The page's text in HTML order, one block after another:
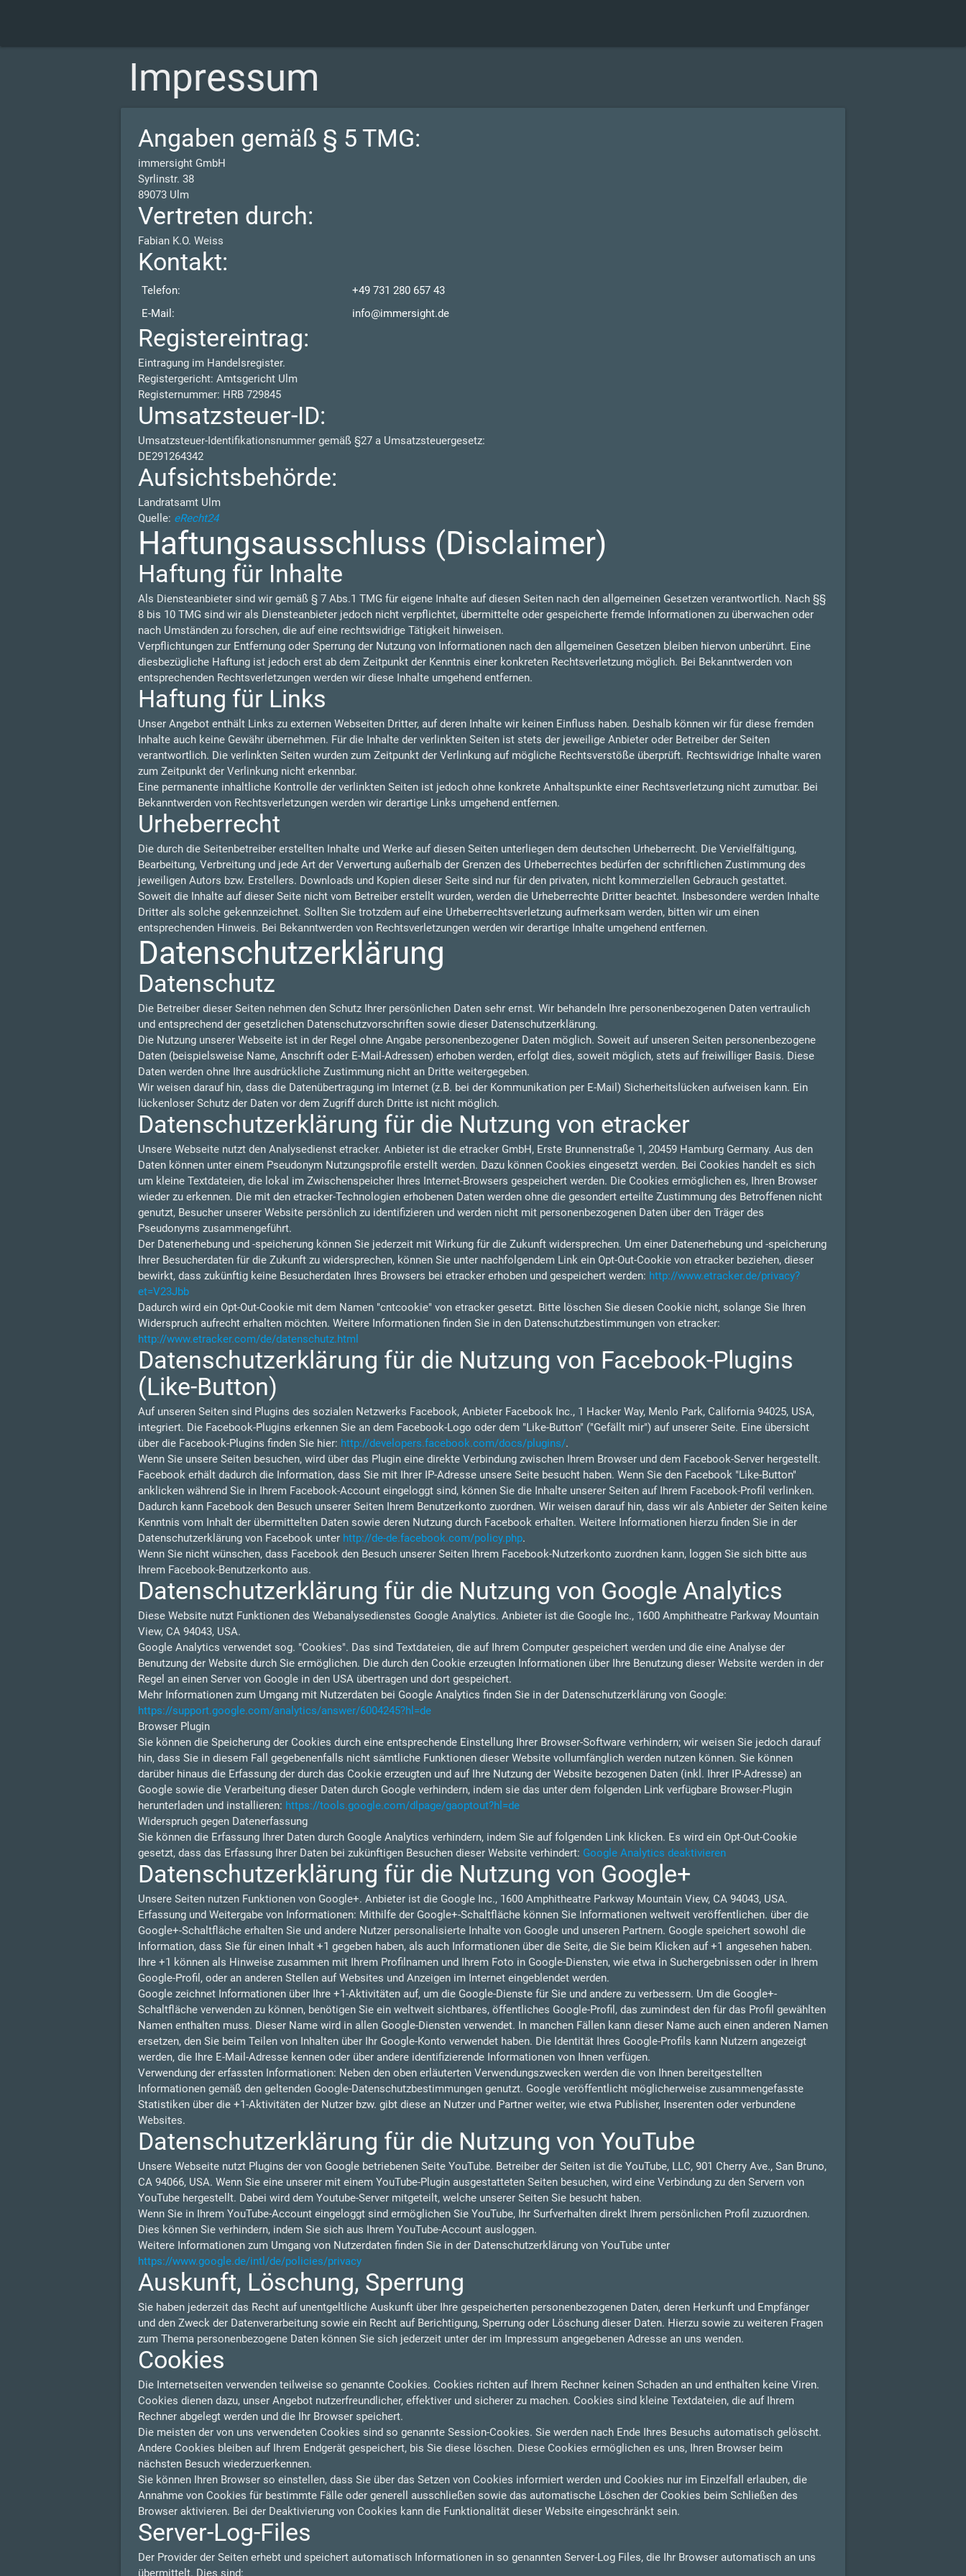
Impressum
Angaben gemäß § 5 TMG:
immersight GmbH
Syrlinstr. 38
89073 Ulm
Vertreten durch:
Fabian K.O. Weiss
Kontakt:
Telefon:
+49 731 280 657 43
E-Mail:
info@immersight.de
Registereintrag:
Eintragung im Handelsregister.
Registergericht: Amtsgericht Ulm
Registernummer: HRB 729845
Umsatzsteuer-ID:
Umsatzsteuer-Identifikationsnummer gemäß §27 a Umsatzsteuergesetz:
DE291264342
Aufsichtsbehörde:
Landratsamt Ulm
Quelle: eRecht24
Haftungsausschluss (Disclaimer)
Haftung für Inhalte
Als Diensteanbieter sind wir gemäß § 7 Abs.1 TMG für eigene Inhalte auf diesen Seiten nach den allgemeinen Gesetzen verantwortlich. Nach §§
8 bis 10 TMG sind wir als Diensteanbieter jedoch nicht verpflichtet, übermittelte oder gespeicherte fremde Informationen zu überwachen oder
nach Umständen zu forschen, die auf eine rechtswidrige Tätigkeit hinweisen.
Verpflichtungen zur Entfernung oder Sperrung der Nutzung von Informationen nach den allgemeinen Gesetzen bleiben hiervon unberührt. Eine
diesbezügliche Haftung ist jedoch erst ab dem Zeitpunkt der Kenntnis einer konkreten Rechtsverletzung möglich. Bei Bekanntwerden von
entsprechenden Rechtsverletzungen werden wir diese Inhalte umgehend entfernen.
Haftung für Links
Unser Angebot enthält Links zu externen Webseiten Dritter, auf deren Inhalte wir keinen Einfluss haben. Deshalb können wir für diese fremden
Inhalte auch keine Gewähr übernehmen. Für die Inhalte der verlinkten Seiten ist stets der jeweilige Anbieter oder Betreiber der Seiten
verantwortlich. Die verlinkten Seiten wurden zum Zeitpunkt der Verlinkung auf mögliche Rechtsverstöße überprüft. Rechtswidrige Inhalte waren
zum Zeitpunkt der Verlinkung nicht erkennbar.
Eine permanente inhaltliche Kontrolle der verlinkten Seiten ist jedoch ohne konkrete Anhaltspunkte einer Rechtsverletzung nicht zumutbar. Bei
Bekanntwerden von Rechtsverletzungen werden wir derartige Links umgehend entfernen.
Urheberrecht
Die durch die Seitenbetreiber erstellten Inhalte und Werke auf diesen Seiten unterliegen dem deutschen Urheberrecht. Die Vervielfältigung,
Bearbeitung, Verbreitung und jede Art der Verwertung außerhalb der Grenzen des Urheberrechtes bedürfen der schriftlichen Zustimmung des
jeweiligen Autors bzw. Erstellers. Downloads und Kopien dieser Seite sind nur für den privaten, nicht kommerziellen Gebrauch gestattet.
Soweit die Inhalte auf dieser Seite nicht vom Betreiber erstellt wurden, werden die Urheberrechte Dritter beachtet. Insbesondere werden Inhalte
Dritter als solche gekennzeichnet. Sollten Sie trotzdem auf eine Urheberrechtsverletzung aufmerksam werden, bitten wir um einen
entsprechenden Hinweis. Bei Bekanntwerden von Rechtsverletzungen werden wir derartige Inhalte umgehend entfernen.
Datenschutzerklärung
Datenschutz
Die Betreiber dieser Seiten nehmen den Schutz Ihrer persönlichen Daten sehr ernst. Wir behandeln Ihre personenbezogenen Daten vertraulich
und entsprechend der gesetzlichen Datenschutzvorschriften sowie dieser Datenschutzerklärung.
Die Nutzung unserer Webseite ist in der Regel ohne Angabe personenbezogener Daten möglich. Soweit auf unseren Seiten personenbezogene
Daten (beispielsweise Name, Anschrift oder E-Mail-Adressen) erhoben werden, erfolgt dies, soweit möglich, stets auf freiwilliger Basis. Diese
Daten werden ohne Ihre ausdrückliche Zustimmung nicht an Dritte weitergegeben.
Wir weisen darauf hin, dass die Datenübertragung im Internet (z.B. bei der Kommunikation per E-Mail) Sicherheitslücken aufweisen kann. Ein
lückenloser Schutz der Daten vor dem Zugriff durch Dritte ist nicht möglich.
Datenschutzerklärung für die Nutzung von etracker
Unsere Webseite nutzt den Analysedienst etracker. Anbieter ist die etracker GmbH, Erste Brunnenstraße 1, 20459 Hamburg Germany. Aus den
Daten können unter einem Pseudonym Nutzungsprofile erstellt werden. Dazu können Cookies eingesetzt werden. Bei Cookies handelt es sich
um kleine Textdateien, die lokal im Zwischenspeicher Ihres Internet-Browsers gespeichert werden. Die Cookies ermöglichen es, Ihren Browser
wieder zu erkennen. Die mit den etracker-Technologien erhobenen Daten werden ohne die gesondert erteilte Zustimmung des Betroffenen nicht
genutzt, Besucher unserer Website persönlich zu identifizieren und werden nicht mit personenbezogenen Daten über den Träger des
Pseudonyms zusammengeführt.
Der Datenerhebung und -speicherung können Sie jederzeit mit Wirkung für die Zukunft widersprechen. Um einer Datenerhebung und -speicherung
Ihrer Besucherdaten für die Zukunft zu widersprechen, können Sie unter nachfolgendem Link ein Opt-Out-Cookie von etracker beziehen, dieser
bewirkt, dass zukünftig keine Besucherdaten Ihres Browsers bei etracker erhoben und gespeichert werden: http://www.etracker.de/privacy?
et=V23Jbb
Dadurch wird ein Opt-Out-Cookie mit dem Namen "cntcookie" von etracker gesetzt. Bitte löschen Sie diesen Cookie nicht, solange Sie Ihren
Widerspruch aufrecht erhalten möchten. Weitere Informationen finden Sie in den Datenschutzbestimmungen von etracker:
http://www.etracker.com/de/datenschutz.html
Datenschutzerklärung für die Nutzung von Facebook-Plugins
(Like-Button)
Auf unseren Seiten sind Plugins des sozialen Netzwerks Facebook, Anbieter Facebook Inc., 1 Hacker Way, Menlo Park, California 94025, USA,
integriert. Die Facebook-Plugins erkennen Sie an dem Facebook-Logo oder dem "Like-Button" ("Gefällt mir") auf unserer Seite. Eine übersicht
über die Facebook-Plugins finden Sie hier: http://developers.facebook.com/docs/plugins/.
Wenn Sie unsere Seiten besuchen, wird über das Plugin eine direkte Verbindung zwischen Ihrem Browser und dem Facebook-Server hergestellt.
Facebook erhält dadurch die Information, dass Sie mit Ihrer IP-Adresse unsere Seite besucht haben. Wenn Sie den Facebook "Like-Button"
anklicken während Sie in Ihrem Facebook-Account eingeloggt sind, können Sie die Inhalte unserer Seiten auf Ihrem Facebook-Profil verlinken.
Dadurch kann Facebook den Besuch unserer Seiten Ihrem Benutzerkonto zuordnen. Wir weisen darauf hin, dass wir als Anbieter der Seiten keine
Kenntnis vom Inhalt der übermittelten Daten sowie deren Nutzung durch Facebook erhalten. Weitere Informationen hierzu finden Sie in der
Datenschutzerklärung von Facebook unter http://de-de.facebook.com/policy.php.
Wenn Sie nicht wünschen, dass Facebook den Besuch unserer Seiten Ihrem Facebook-Nutzerkonto zuordnen kann, loggen Sie sich bitte aus
Ihrem Facebook-Benutzerkonto aus.
Datenschutzerklärung für die Nutzung von Google Analytics
Diese Website nutzt Funktionen des Webanalysedienstes Google Analytics. Anbieter ist die Google Inc., 1600 Amphitheatre Parkway Mountain
View, CA 94043, USA.
Google Analytics verwendet sog. "Cookies". Das sind Textdateien, die auf Ihrem Computer gespeichert werden und die eine Analyse der
Benutzung der Website durch Sie ermöglichen. Die durch den Cookie erzeugten Informationen über Ihre Benutzung dieser Website werden in der
Regel an einen Server von Google in den USA übertragen und dort gespeichert.
Mehr Informationen zum Umgang mit Nutzerdaten bei Google Analytics finden Sie in der Datenschutzerklärung von Google:
https://support.google.com/analytics/answer/6004245?hl=de
Browser Plugin
Sie können die Speicherung der Cookies durch eine entsprechende Einstellung Ihrer Browser-Software verhindern; wir weisen Sie jedoch darauf
hin, dass Sie in diesem Fall gegebenenfalls nicht sämtliche Funktionen dieser Website vollumfänglich werden nutzen können. Sie können
darüber hinaus die Erfassung der durch das Cookie erzeugten und auf Ihre Nutzung der Website bezogenen Daten (inkl. Ihrer IP-Adresse) an
Google sowie die Verarbeitung dieser Daten durch Google verhindern, indem sie das unter dem folgenden Link verfügbare Browser-Plugin
herunterladen und installieren: https://tools.google.com/dlpage/gaoptout?hl=de
Widerspruch gegen Datenerfassung
Sie können die Erfassung Ihrer Daten durch Google Analytics verhindern, indem Sie auf folgenden Link klicken. Es wird ein Opt-Out-Cookie
gesetzt, dass das Erfassung Ihrer Daten bei zukünftigen Besuchen dieser Website verhindert: Google Analytics deaktivieren
Datenschutzerklärung für die Nutzung von Google+
Unsere Seiten nutzen Funktionen von Google+. Anbieter ist die Google Inc., 1600 Amphitheatre Parkway Mountain View, CA 94043, USA.
Erfassung und Weitergabe von Informationen: Mithilfe der Google+-Schaltfläche können Sie Informationen weltweit veröffentlichen. über die
Google+-Schaltfläche erhalten Sie und andere Nutzer personalisierte Inhalte von Google und unseren Partnern. Google speichert sowohl die
Information, dass Sie für einen Inhalt +1 gegeben haben, als auch Informationen über die Seite, die Sie beim Klicken auf +1 angesehen haben.
Ihre +1 können als Hinweise zusammen mit Ihrem Profilnamen und Ihrem Foto in Google-Diensten, wie etwa in Suchergebnissen oder in Ihrem
Google-Profil, oder an anderen Stellen auf Websites und Anzeigen im Internet eingeblendet werden.
Google zeichnet Informationen über Ihre +1-Aktivitäten auf, um die Google-Dienste für Sie und andere zu verbessern. Um die Google+-
Schaltfläche verwenden zu können, benötigen Sie ein weltweit sichtbares, öffentliches Google-Profil, das zumindest den für das Profil gewählten
Namen enthalten muss. Dieser Name wird in allen Google-Diensten verwendet. In manchen Fällen kann dieser Name auch einen anderen Namen
ersetzen, den Sie beim Teilen von Inhalten über Ihr Google-Konto verwendet haben. Die Identität Ihres Google-Profils kann Nutzern angezeigt
werden, die Ihre E-Mail-Adresse kennen oder über andere identifizierende Informationen von Ihnen verfügen.
Verwendung der erfassten Informationen: Neben den oben erläuterten Verwendungszwecken werden die von Ihnen bereitgestellten
Informationen gemäß den geltenden Google-Datenschutzbestimmungen genutzt. Google veröffentlicht möglicherweise zusammengefasste
Statistiken über die +1-Aktivitäten der Nutzer bzw. gibt diese an Nutzer und Partner weiter, wie etwa Publisher, Inserenten oder verbundene
Websites.
Datenschutzerklärung für die Nutzung von YouTube
Unsere Webseite nutzt Plugins der von Google betriebenen Seite YouTube. Betreiber der Seiten ist die YouTube, LLC, 901 Cherry Ave., San Bruno,
CA 94066, USA. Wenn Sie eine unserer mit einem YouTube-Plugin ausgestatteten Seiten besuchen, wird eine Verbindung zu den Servern von
YouTube hergestellt. Dabei wird dem Youtube-Server mitgeteilt, welche unserer Seiten Sie besucht haben.
Wenn Sie in Ihrem YouTube-Account eingeloggt sind ermöglichen Sie YouTube, Ihr Surfverhalten direkt Ihrem persönlichen Profil zuzuordnen.
Dies können Sie verhindern, indem Sie sich aus Ihrem YouTube-Account ausloggen.
Weitere Informationen zum Umgang von Nutzerdaten finden Sie in der Datenschutzerklärung von YouTube unter
https://www.google.de/intl/de/policies/privacy
Auskunft, Löschung, Sperrung
Sie haben jederzeit das Recht auf unentgeltliche Auskunft über Ihre gespeicherten personenbezogenen Daten, deren Herkunft und Empfänger
und den Zweck der Datenverarbeitung sowie ein Recht auf Berichtigung, Sperrung oder Löschung dieser Daten. Hierzu sowie zu weiteren Fragen
zum Thema personenbezogene Daten können Sie sich jederzeit unter der im Impressum angegebenen Adresse an uns wenden.
Cookies
Die Internetseiten verwenden teilweise so genannte Cookies. Cookies richten auf Ihrem Rechner keinen Schaden an und enthalten keine Viren.
Cookies dienen dazu, unser Angebot nutzerfreundlicher, effektiver und sicherer zu machen. Cookies sind kleine Textdateien, die auf Ihrem
Rechner abgelegt werden und die Ihr Browser speichert.
Die meisten der von uns verwendeten Cookies sind so genannte Session-Cookies. Sie werden nach Ende Ihres Besuchs automatisch gelöscht.
Andere Cookies bleiben auf Ihrem Endgerät gespeichert, bis Sie diese löschen. Diese Cookies ermöglichen es uns, Ihren Browser beim
nächsten Besuch wiederzuerkennen.
Sie können Ihren Browser so einstellen, dass Sie über das Setzen von Cookies informiert werden und Cookies nur im Einzelfall erlauben, die
Annahme von Cookies für bestimmte Fälle oder generell ausschließen sowie das automatische Löschen der Cookies beim Schließen des
Browser aktivieren. Bei der Deaktivierung von Cookies kann die Funktionalität dieser Website eingeschränkt sein.
Server-Log-Files
Der Provider der Seiten erhebt und speichert automatisch Informationen in so genannten Server-Log Files, die Ihr Browser automatisch an uns
übermittelt. Dies sind: